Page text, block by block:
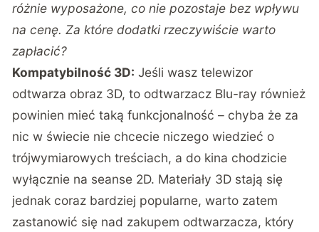
różnie wyposażone, co nie pozostaje bez wpływu
na cenę. Za które dodatki rzeczywiście warto
zapłacić?
Kompatybilność 3D: Jeśli wasz telewizor
odtwarza obraz 3D, to odtwarzacz Blu-ray również
powinien mieć taką funkcjonalność – chyba że za
nic w świecie nie chcecie niczego wiedzieć o
trójwymiarowych treściach, a do kina chodzicie
wyłącznie na seanse 2D. Materiały 3D stają się
jednak coraz bardziej popularne, warto zatem
zastanowić się nad zakupem odtwarzacza, który